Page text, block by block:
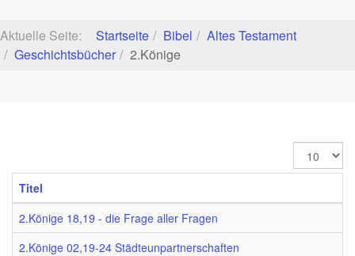
Aktuelle Seite: Startseite Bibel
Altes Testament
Geschichtsbücher
2.Könige
Anzeige
#
Titel
2.Könige 18,19 - die Frage aller Fragen
2.Könige 02,19-24 Städteunpartnerschaften